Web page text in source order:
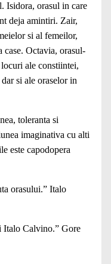
Isidora, orasul in care
deja amintiri. Zair,
si al femeilor,
case. Octavia, orasul-
ale constiintei,
si ale oraselor in
toleranta si
imaginativa cu alti
este capodopera
orasului.” Italo
Italo Calvino.” Gore